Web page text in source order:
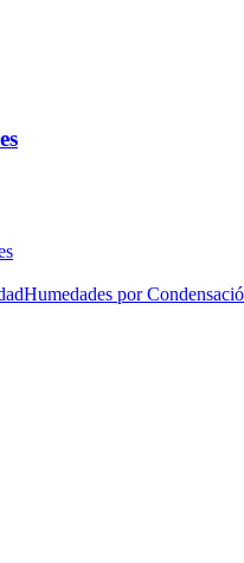
Humedades por